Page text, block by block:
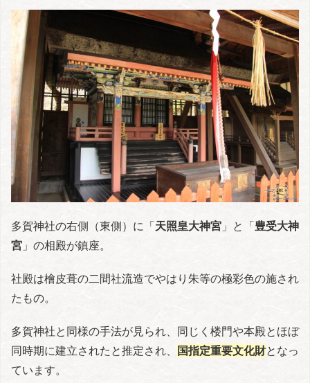
多賀神社の右側（東側）に「天照皇大神宮 」と「豊受大神
宮 」の相殿が鎮座。
社殿は檜皮葺の二間社流造でやはり朱等の極彩色の施され
たもの。
多賀神社と同様の手法が見られ、同じく楼門や本殿とほぼ
同時期に建立されたと推定され、 国指定重要文化財となっ
ています。